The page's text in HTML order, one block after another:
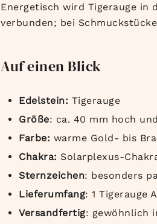
Energetisch wird Tigerauge in
verbunden; bei
Auf einen Blick
Edelstein: Tigerauge
Größe: ca. 40 mm hoch
Farbe: warme Gold- bis
Chakra: Solarplexus-
Sternzeichen: besonders
Lieferumfang: 1 Tigerauge
Versandfertig: gewöhnlich